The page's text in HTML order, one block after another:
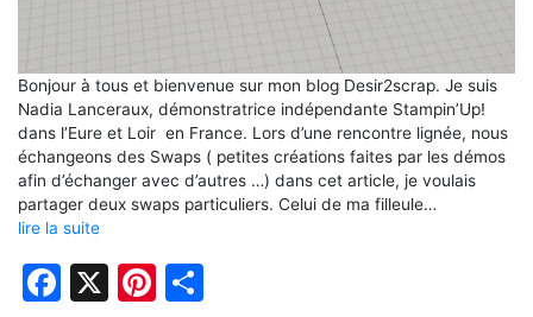
Bonjour à tous et bienvenue sur mon blog Desir2scrap. Je suis
Nadia Lanceraux, démonstratrice indépendante Stampin’Up!
dans l’Eure et Loir en France. Lors d’une rencontre lignée, nous
échangeons des Swaps ( petites créations faites par les démos
afin d’échanger avec d’autres …) dans cet article, je voulais
partager deux swaps particuliers. Celui de ma filleule…
lire la suite
Facebook
X Pinterest